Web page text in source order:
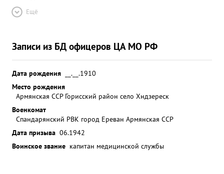
Ещё
Записи из БД офицеров ЦА МО РФ
Дата рождения
__.__.1910
Место рождения
Армянская ССР Горисский район село Хндзереск
Военкомат
Спандарянский РВК город Ереван Армянская ССР
Дата призыва 06.1942
Воинское звание капитан медицинской службы